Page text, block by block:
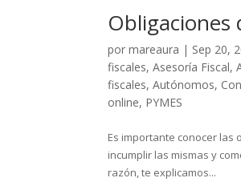
Obligaciones
pormareaura | Sep 20,
fiscales,Asesoría Fiscal,
fiscales,Autónomos,
online, PYMES
Es importante conocer
incumplir las mismas y
razón, te explicamos...